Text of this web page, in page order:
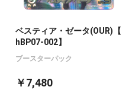
ベスティア・ゼータ(OUR)【
hBP07-002】
ブースターパック
￥7,480